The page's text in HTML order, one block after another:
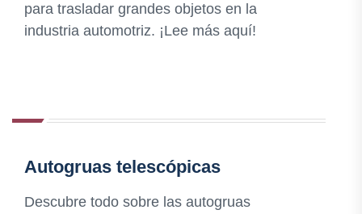
para trasladar grandes objetos en la
industria automotriz. ¡Lee más aquí!
Autogruas telescópicas
Descubre todo sobre las autogruas